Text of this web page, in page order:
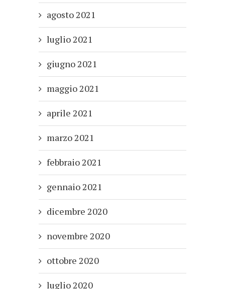
agosto 2021
luglio 2021
giugno 2021
maggio 2021
aprile 2021
marzo 2021
febbraio 2021
gennaio 2021
dicembre 2020
novembre 2020
ottobre 2020
luglio 2020